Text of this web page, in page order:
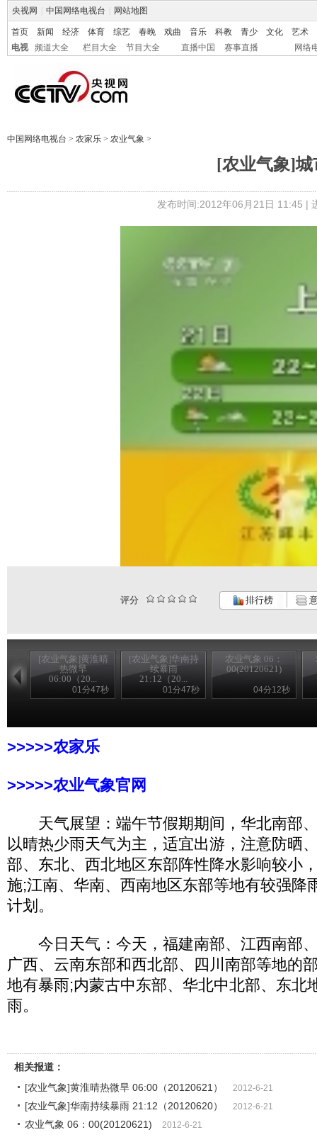
央视网 中国网络电视台 网站地图
首页 新闻 经济 体育 综艺 春晚 戏曲 音乐 科教 青少 文化
艺术
电视
频道大全 栏目大全 节目大全 直播中国 赛事直播 网络
中国网络电视台 > 农家乐 > 农业气象 >
[农业气象]城
发布时间:2012年06月21日 11:45 |
评分 排行榜
[农业气象]黄淮晴
热微旱
06:00（20...
01分47秒
[农业气象]华南持
续暴雨
21:12（20...
01分47秒
农业气象 06：
00(20120621)
04分12秒
>>>>>农家乐
>>>>>农业气象官网
天气展望：端午节假期期间，华北南部
以晴热少雨天气为主，适宜出游，注意防晒
部、东北、西北地区东部阵性降水影响较小
施;江南、华南、西南地区东部等地有较强降
计划。
今日天气：今天，福建南部、江西南部
广西、云南东部和西北部、四川南部等地的
地有暴雨;内蒙古中东部、华北中北部、东北
雨。
相关报道：
[农业气象]黄淮晴热微旱 06:00（20120621）
2012-6-21
[农业气象]华南持续暴雨 21:12（20120620） 2012-6-21
农业气象 06：00(20120621) 2012-6-21